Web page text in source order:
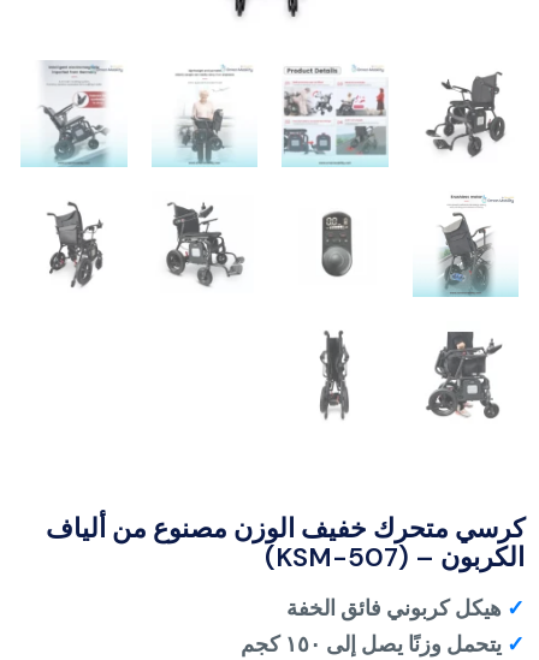
كرسي متحرك خفيف الوزن مصنوع من ألياف
الكربون – (KSM-507)
✓ هيكل كربوني فائق الخفة
✓ يتحمل وزنًا يصل إلى ١٥٠ كجم